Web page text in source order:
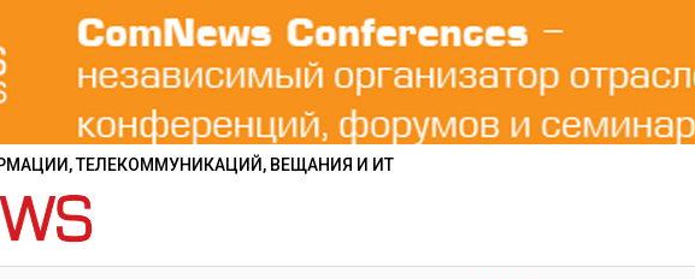
ТЕЛЕКОММУНИКАЦИЙ, ВЕЩАНИЯ И ИТ